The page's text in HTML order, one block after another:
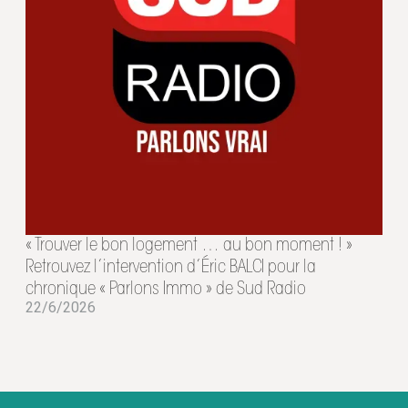
« Trouver le bon logement … au bon moment ! »
Retrouvez l’intervention d’Éric BALCI pour la
chronique « Parlons Immo » de Sud Radio
22/6/2026